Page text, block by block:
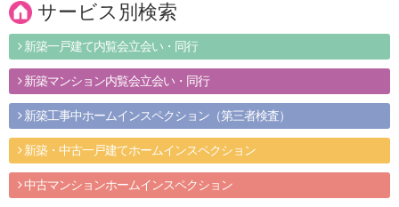
サービス別検索
新築一戸建て内覧会立会い・同行
新築マンション内覧会立会い・同行
新築工事中ホームインスペクション（第三者検査）
新築・中古一戸建てホームインスペクション
中古マンションホームインスペクション